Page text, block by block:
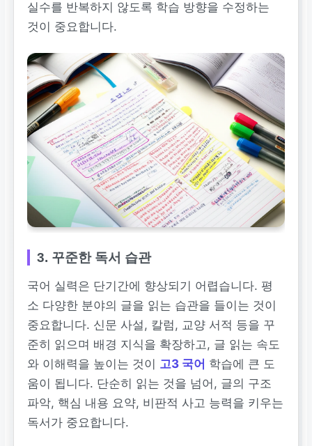
실수를 반복하지 않도록 학습 방향을 수정하는
것이 중요합니다.
3. 꾸준한 독서 습관
국어 실력은 단기간에 향상되기 어렵습니다. 평
소 다양한 분야의 글을 읽는 습관을 들이는 것이
중요합니다. 신문 사설, 칼럼, 교양 서적 등을 꾸
준히 읽으며 배경 지식을 확장하고, 글 읽는 속도
와 이해력을 높이는 것이 고3 국어 학습에 큰 도
움이 됩니다. 단순히 읽는 것을 넘어, 글의 구조
파악, 핵심 내용 요약, 비판적 사고 능력을 키우는
독서가 중요합니다.